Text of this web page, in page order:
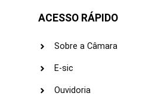
ACESSO RÁPIDO
Sobre a Câmara
E-sic
Ouvidoria